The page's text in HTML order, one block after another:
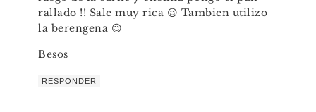
rallado !! Sale muy rica 😉 Tambien utilizo
la berengena 😉
Besos
RESPONDER